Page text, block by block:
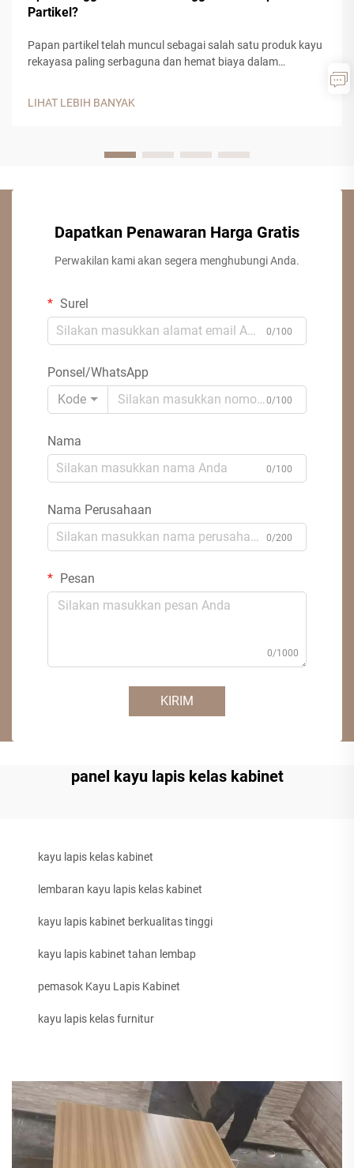
Partikel?
Papan partikel telah muncul sebagai salah satu produk kayu
rekayasa paling serbaguna dan hemat biaya dalam
LIHAT LEBIH BANYAK
Dapatkan Penawaran Harga Gratis
Perwakilan kami akan segera menghubungi Anda.
Surel
0/100
Ponsel/WhatsApp
Kode
0/100
Nama
0/100
Nama Perusahaan
0/200
Pesan
0/1000
KIRIM
panel kayu lapis kelas kabinet
kayu lapis kelas kabinet
lembaran kayu lapis kelas kabinet
kayu lapis kabinet berkualitas tinggi
kayu lapis kabinet tahan lembap
pemasok Kayu Lapis Kabinet
kayu lapis kelas furnitur